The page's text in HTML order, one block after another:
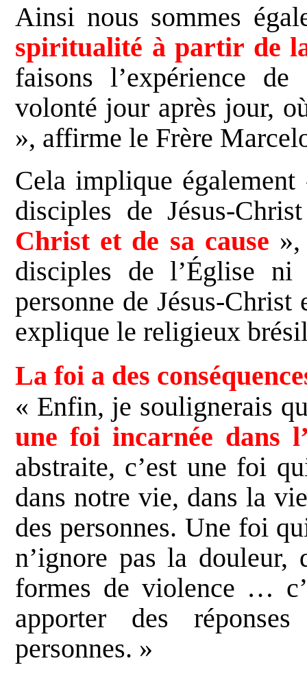
Ainsi nous sommes
spiritualité à partir de
faisons l’expérience
volonté jour après jour,
», affirme le Frère
Cela implique
disciples de Jésus-
Christ et de sa cause
disciples de l’Église
personne de Jésus-
explique le religieux
La foi a des
« Enfin, je soulignerais
une foi incarnée dans
abstraite, c’est une foi
dans notre vie, dans la
des personnes. Une foi
n’ignore pas la douleur,
formes de violence …
apporter des
personnes. »